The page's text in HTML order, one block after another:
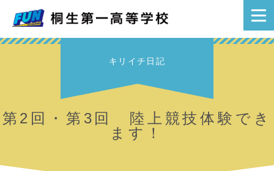
キリイチ日記
第2回・第3回 陸上競技体験でき
ます！